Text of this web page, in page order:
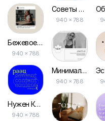
Бежевое Уведомление Напоминание Публикация в Facebook
940 × 788
Нужен Контент, Рекламные Объявления для Поста в Facebook
940 × 788
Советы по Контенту, Пункт Пост в Facebook для Бизнеса в Розовом Цвете
940 × 788
Минималистичные Солнцезащитные Очки Пост в Facebook
940 × 788